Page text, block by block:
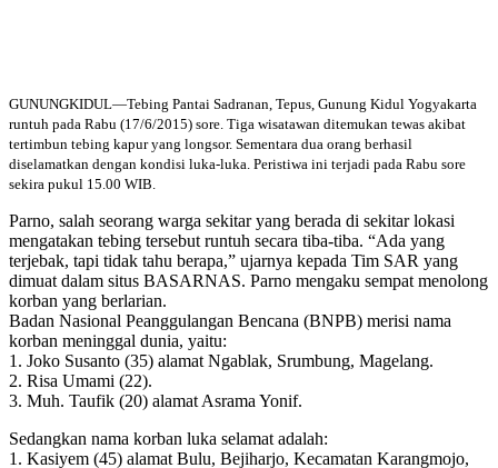
GUNUNGKIDUL—Tebing Pantai Sadranan, Tepus, Gunung Kidul Yogyakarta
runtuh pada Rabu (17/6/2015) sore. Tiga wisatawan ditemukan tewas akibat
tertimbun tebing kapur yang longsor. Sementara dua orang berhasil
diselamatkan dengan kondisi luka-luka. Peristiwa ini terjadi pada Rabu sore
sekira pukul 15.00 WIB.
Parno, salah seorang warga sekitar yang berada di sekitar lokasi
mengatakan tebing tersebut runtuh secara tiba-tiba. “Ada yang
terjebak, tapi tidak tahu berapa,” ujarnya kepada Tim SAR yang
dimuat dalam situs BASARNAS. Parno mengaku sempat menolong
korban yang berlarian.
Badan Nasional Peanggulangan Bencana (BNPB) merisi nama
korban meninggal dunia, yaitu:
1. Joko Susanto (35) alamat Ngablak, Srumbung, Magelang.
2. Risa Umami (22).
3. Muh. Taufik (20) alamat Asrama Yonif.
Sedangkan nama korban luka selamat adalah:
1. Kasiyem (45) alamat Bulu, Bejiharjo, Kecamatan Karangmojo,